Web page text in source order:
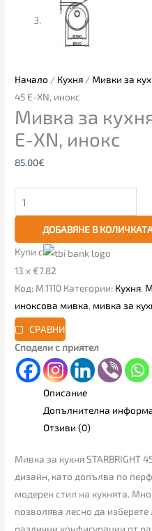
Начало / Кухня / Мивки за
45 E-XN, инокс
Мивка за
E-XN, инокс
85.00€
ДОБАВЯНЕ В
Купи с
13 x €7.82
Код: М.1110 Категории: Кухня,
иноксова мивка, мивка за
СРАВНИ
Сподели с приятел
Описание
Допълнителна
Отзиви (0)
Мивка за кухня STARBRIGHT
дизайн, като допълва по
модерен стил на кухнята.
позволява лесно да